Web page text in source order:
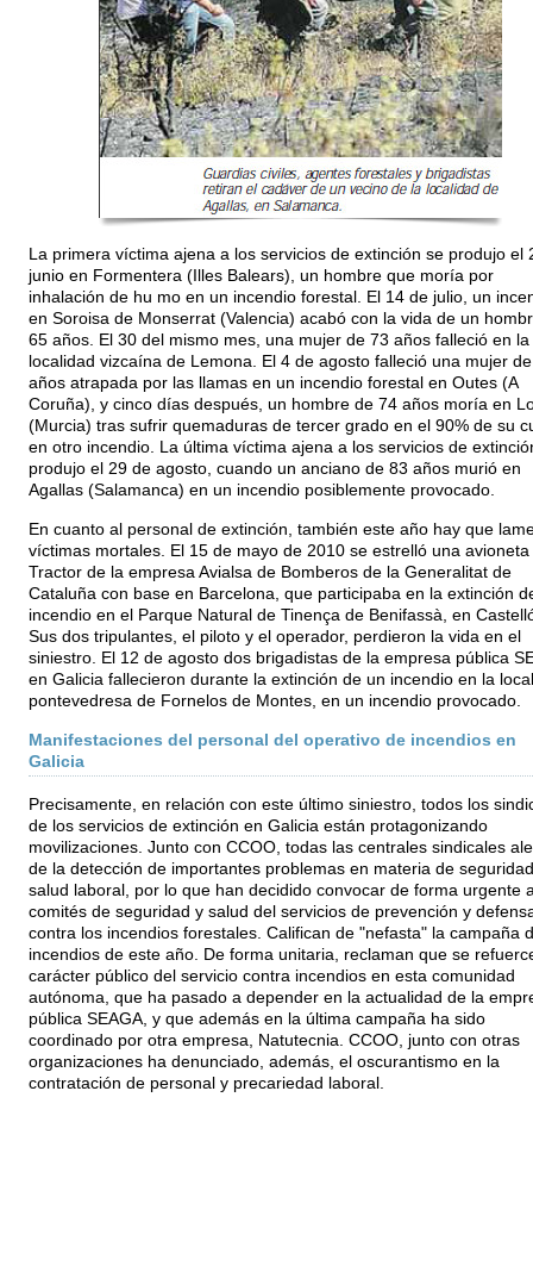
La primera víctima ajena a los servicios de extinción se produjo el
junio en Formentera (Illes Balears), un hombre que moría por
inhalación de hu mo en un incendio forestal. El 14 de julio, un
en Soroisa de Monserrat (Valencia) acabó con la vida de un
65 años. El 30 del mismo mes, una mujer de 73 años falleció en la
localidad vizcaína de Lemona. El 4 de agosto falleció una mujer
años atrapada por las llamas en un incendio forestal en Outes (A
Coruña), y cinco días después, un hombre de 74 años moría en
(Murcia) tras sufrir quemaduras de tercer grado en el 90% de su
en otro incendio. La última víctima ajena a los servicios de
produjo el 29 de agosto, cuando un anciano de 83 años murió en
Agallas (Salamanca) en un incendio posiblemente provocado.
En cuanto al personal de extinción, también este año hay que
víctimas mortales. El 15 de mayo de 2010 se estrelló una avioneta
Tractor de la empresa Avialsa de Bomberos de la Generalitat de
Cataluña con base en Barcelona, que participaba en la extinción
incendio en el Parque Natural de Tinença de Benifassà, en
Sus dos tripulantes, el piloto y el operador, perdieron la vida en el
siniestro. El 12 de agosto dos brigadistas de la empresa pública
en Galicia fallecieron durante la extinción de un incendio en la
pontevedresa de Fornelos de Montes, en un incendio provocado.
Manifestaciones del personal del operativo de incendios en
Galicia
Precisamente, en relación con este último siniestro, todos los
de los servicios de extinción en Galicia están protagonizando
movilizaciones. Junto con CCOO, todas las centrales sindicales
de la detección de importantes problemas en materia de
salud laboral, por lo que han decidido convocar de forma urgente
comités de seguridad y salud del servicios de prevención y
contra los incendios forestales. Califican de "nefasta" la campaña
incendios de este año. De forma unitaria, reclaman que se
carácter público del servicio contra incendios en esta comunidad
autónoma, que ha pasado a depender en la actualidad de la
pública SEAGA, y que además en la última campaña ha sido
coordinado por otra empresa, Natutecnia. CCOO, junto con otras
organizaciones ha denunciado, además, el oscurantismo en la
contratación de personal y precariedad laboral.